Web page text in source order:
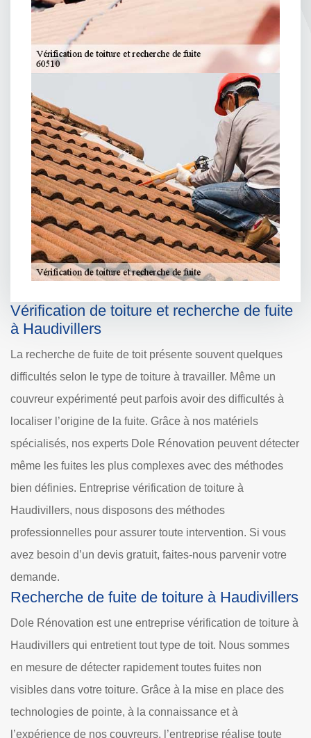
Vérification de toiture et recherche de fuite
à Haudivillers
La recherche de fuite de toit présente souvent quelques
difficultés selon le type de toiture à travailler. Même un
couvreur expérimenté peut parfois avoir des difficultés à
localiser l’origine de la fuite. Grâce à nos matériels
spécialisés, nos experts Dole Rénovation peuvent détecter
même les fuites les plus complexes avec des méthodes
bien définies. Entreprise vérification de toiture à
Haudivillers, nous disposons des méthodes
professionnelles pour assurer toute intervention. Si vous
avez besoin d’un devis gratuit, faites-nous parvenir votre
demande.
Recherche de fuite de toiture à Haudivillers
Dole Rénovation est une entreprise vérification de toiture à
Haudivillers qui entretient tout type de toit. Nous sommes
en mesure de détecter rapidement toutes fuites non
visibles dans votre toiture. Grâce à la mise en place des
technologies de pointe, à la connaissance et à
l’expérience de nos couvreurs, l’entreprise réalise toute